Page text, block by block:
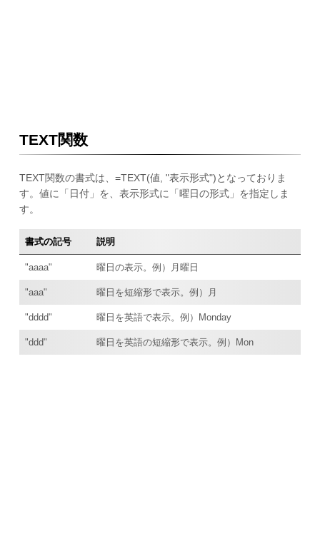
TEXT関数
TEXT関数の書式は、=TEXT(値, "表示形式")となっておりま
す。値に「日付」を、表示形式に「曜日の形式」を指定しま
す。
書式の記号 説明
"aaaa" 曜日の表示。例）月曜日
"aaa" 曜日を短縮形で表示。例）月
"dddd" 曜日を英語で表示。例）Monday
"ddd" 曜日を英語の短縮形で表示。例）Mon